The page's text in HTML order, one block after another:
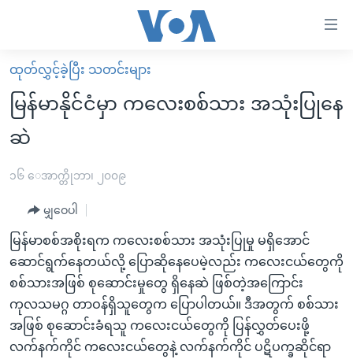
လွယ်ကူ
စေ
သည့်
များ
အကြောင်းအရာ
သို့
ကျော်
ပင်မ
မူလစာမျက်နှာ
မြန်မာ
ကမ္ဘာ့သတင်းများ
နိုင်ငံတကာ
အစ္စရေး-ပါလက်စတိုင်း
ဗွီဒီယို
ရပ်ဝန်းတခု လမ်းတခု အလွန်
အင်္ဂလိပ်စာလေ့လာမယ်
အမေရိကန်သုံးအီဒီယံ
မကြေးမုံရဲ့ အင်္ဂလိပ်စာ
ရုပ်ရှင်ထဲက အင်္ဂလိပ်စာ
အပတ်စဉ်ကဏ္ဍများ
ရေဒီယို
တီဗွီ
ရေဒီယိုနှင့်ရုပ်သံ အချက်အလက်များ
ရေဒီယို/တီဗွီအစီအစဉ်
ထုတ်လွှင့်ခဲ့ပြီး သတင်းများ
မြန်မာနိုင်ငံမှာ ကလေးစစ်သား အသုံးပြုနေ
ဆဲ
၁၆ ေအာက္တိုဘာ၊ ၂၀၀၉
မျှဝေပါ
မြန်မာစစ်အစိုးရက ကလေးစစ်သား အသုံးပြုမှု မရှိအောင်
ဆောင်ရွက်နေတယ်လို့ ပြောဆိုနေပေမဲ့လည်း ကလေးငယ်တွေကို
စစ်သားအဖြစ် စုဆောင်းမှုတွေ ရှိနေဆဲ ဖြစ်တဲ့အကြောင်း
ကုလသမဂ္ဂ တာဝန်ရှိသူတွေက ပြောပါတယ်။ ဒီအတွက် စစ်သား
အဖြစ် စုဆောင်းခံရသူ ကလေးငယ်တွေကို ပြန်လွှတ်ပေးဖို့
လက်နက်ကိုင် ကလေးငယ်တွေနဲ့ လက်နက်ကိုင် ပဋိပက္ခဆိုင်ရာ